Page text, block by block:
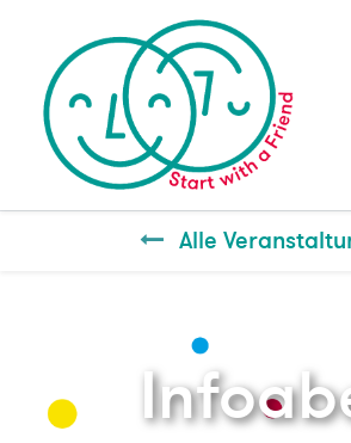
Alle